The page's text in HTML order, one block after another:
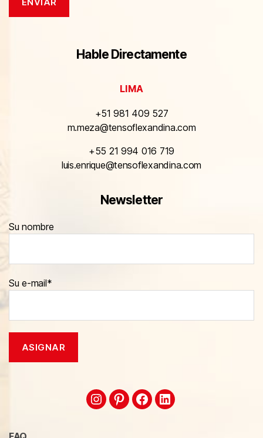
Hable Directamente
LIMA
+51 981 409 527
m.meza@tensoflexandina.com
+55 21 994 016 719
luis.enrique@tensoflexandina.com
Newsletter
Su nombre
Su e-mail*